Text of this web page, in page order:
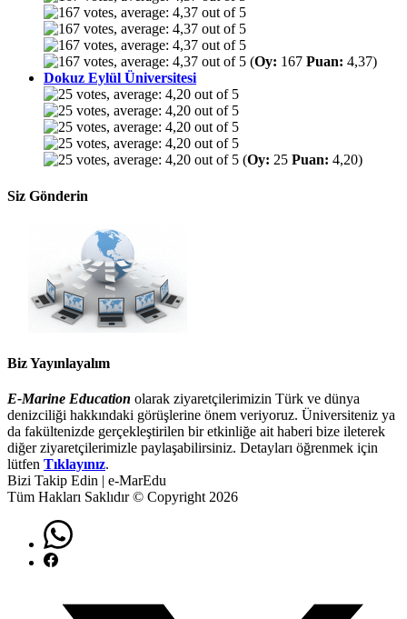
(Oy: 167 Puan: 4,37)
Dokuz Eylül Üniversitesi
(Oy: 25 Puan: 4,20)
Siz Gönderin
Biz Yayınlayalım
E-Marine Education olarak ziyaretçilerimizin Türk ve dünya
denizciliği hakkındaki görüşlerine önem veriyoruz. Üniversiteniz ya
da fakültenizde gerçekleştirilen bir etkinliğe ait haberi bize ileterek
diğer ziyaretçilerimizle paylaşabilirsiniz. Detayları öğrenmek için
lütfen Tıklayınız.
Bizi Takip Edin | e-MarEdu
Tüm Hakları Saklıdır © Copyright 2026